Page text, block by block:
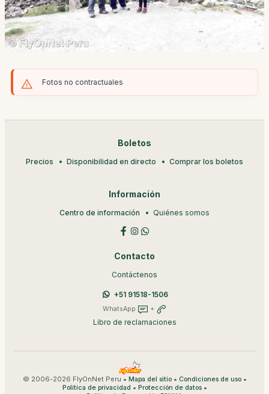
Fotos no contractuales
Boletos
Precios Disponibilidad en directo Comprar los boletos
Información
Centro de información Quiénes somos
Contacto
Contáctenos
+51 91518-1506
WhatsApp +
Libro de reclamaciones
© 2006-2026 FlyOnNet Peru • Mapa del sitio• Condiciones de uso•
Política de privacidad • Protección de datos•